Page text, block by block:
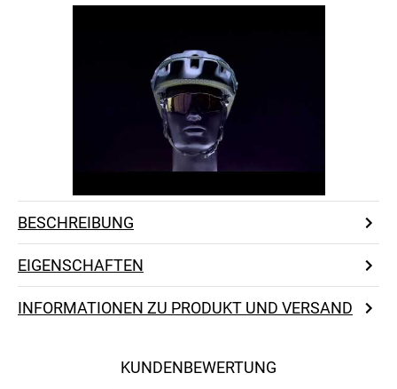
BESCHREIBUNG
EIGENSCHAFTEN
INFORMATIONEN ZU PRODUKT UND VERSAND
KUNDENBEWERTUNG